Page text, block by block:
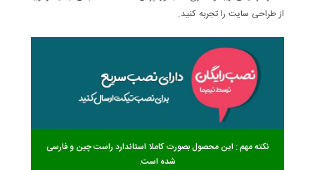
از طراحی سایت را تجربه کنید.
نکته مهم : این محصول بصورت کاملا استاندارد راست چین و فارسی
شده است.